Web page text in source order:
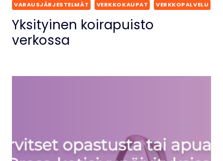
VARAUSJÄRJESTELMÄT
VERKKOKAUPAT VERKKOPALVELU
Yksityinen koirapuisto
verkossa